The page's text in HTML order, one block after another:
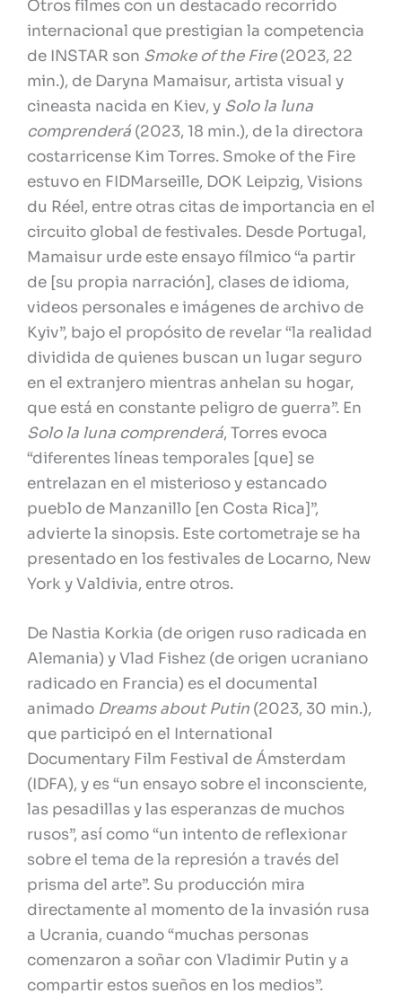
Otros filmes con un destacado recorrido
internacional que prestigian la competencia
de INSTAR son Smoke of the Fire(2023, 22
min.), de Daryna Mamaisur, artista visual y
cineasta nacida en Kiev, y Solo la luna
comprenderá(2023, 18 min.), de la directora
costarricense Kim Torres. Smoke of the Fire
estuvo en FIDMarseille, DOK Leipzig, Visions
du Réel, entre otras citas de importancia en el
circuito global de festivales. Desde Portugal,
Mamaisur urde este ensayo fílmico “a partir
de [su propia narración], clases de idioma,
videos personales e imágenes de archivo de
Kyiv”, bajo el propósito de revelar “la realidad
dividida de quienes buscan un lugar seguro
en el extranjero mientras anhelan su hogar,
que está en constante peligro de guerra”. En
Solo la luna comprenderá, Torres evoca
“diferentes líneas temporales [que] se
entrelazan en el misterioso y estancado
pueblo de Manzanillo [en Costa Rica]”,
advierte la sinopsis. Este cortometraje se ha
presentado en los festivales de Locarno, New
York y Valdivia, entre otros.
De Nastia Korkia (de origen ruso radicada en
Alemania) y Vlad Fishez (de origen ucraniano
radicado en Francia) es el documental
animado Dreams about Putin (2023, 30 min.),
que participó en el International
Documentary Film Festival de Ámsterdam
(IDFA), y es “un ensayo sobre el inconsciente,
las pesadillas y las esperanzas de muchos
rusos”, así como “un intento de reflexionar
sobre el tema de la represión a través del
prisma del arte”. Su producción mira
directamente al momento de la invasión rusa
a Ucrania, cuando “muchas personas
comenzaron a soñar con Vladimir Putin y a
compartir estos sueños en los medios”.